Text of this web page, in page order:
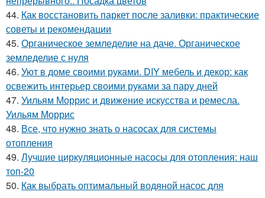
44. Как восстановить паркет после заливки: практические
советы и рекомендации
45. Органическое земледелие на даче. Органическое
земледелие с нуля
46. Уют в доме своими руками. DIY мебель и декор: как
освежить интерьер своими руками за пару дней
47. Уильям Моррис и движение искусства и ремесла.
Уильям Моррис
48. Все, что нужно знать о насосах для системы
отопления
49. Лучшие циркуляционные насосы для отопления: наш
топ-20
50. Как выбрать оптимальный водяной насос для